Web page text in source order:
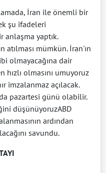
İran ile önemli bir
şu ifadeleri
anlaşma yaptık.
atılması mümkün. İran'ın
olmayacağına dair
hızlı olmasını umuyoruz
imzalanmaz açılacak.
pazartesi günü olabilir.
düşünüyoruzABD
ardından
savundu.